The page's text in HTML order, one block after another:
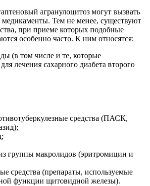
агранулоцитоз могут вызвать
Тем не менее, существуют
при приеме которых подобные
особенно часто. К ним относятся:
(в том числе и те, которые
лечения сахарного диабета второго
средства (ПАСК,
группы макролидов (эритромицин и
средства (препараты, используемые
функции щитовидной железы).